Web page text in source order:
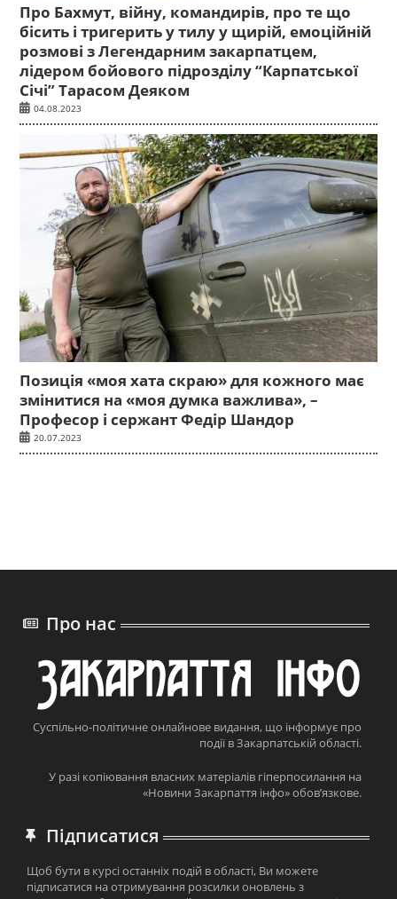
Про Бахмут, війну, командирів, про те що
бісить і тригерить у тилу у щирій, емоційній
розмові з Легендарним закарпатцем,
лідером бойового підрозділу “Карпатської
Січі” Тарасом Деяком
04.08.2023
Позиція «моя хата скраю» для кожного має
змінитися на «моя думка важлива», –
Професор і сержант Федір Шандор
20.07.2023
Про нас
Суспільно-політичне онлайнове видання, що інформує про
події в Закарпатській області.
У разі копіювання власних матеріалів гіперпосилання на
«Новини Закарпаття інфо» обов’язкове.
Підписатися
Щоб бути в курсі останніх подій в області, Ви можете
підписатися на отримування розсилки оновлень з